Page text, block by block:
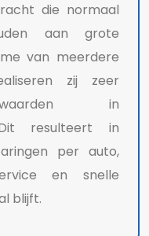
die normaal
aan grote
van meerdere
zij zeer
in
Dit resulteert in
per auto,
en snelle
blijft.